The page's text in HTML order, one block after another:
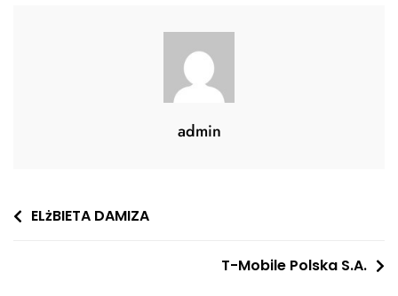
admin
Nawigacja
ELżBIETA DAMIZA
T-Mobile Polska S.A.